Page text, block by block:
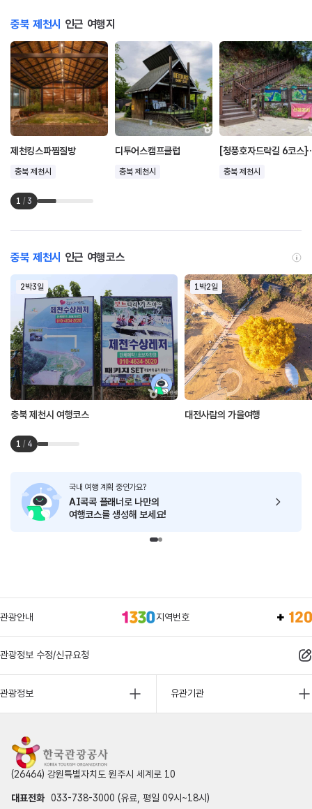
충북 제천시 인근 여행지
제천킹스파찜질방
충북 제천시
디투어스캠프클럽
충북 제천시
[청풍호자드락
충북 제천시
1 / 3
충북 제천시 인근 여행코스
2박3일
충북 제천시 여행코스
1박2일
대전사람의 가을여행
1 / 4
국내 여행 계획 중인가요?
AI콕콕 플래너로 나만의
여행코스를 생성해 보세요!
관광안내 지역번호
관광정보 수정/신규요청
관광정보 유관기관
(26464) 강원특별자치도 원주시 세계로 10
대표전화 033-738-3000 (유료, 평일 09시~18시)